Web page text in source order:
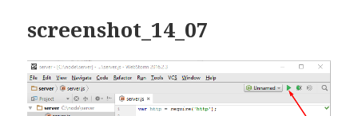
screenshot_14_07